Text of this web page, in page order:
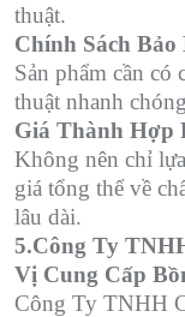
thuật.
Chính Sách Bảo
Sản phẩm cần có
thuật nhanh
Giá Thành Hợp
Không nên chỉ
giá tổng thể về
lâu dài.
5.Công Ty
Vị Cung Cấp
Công Ty TNHH